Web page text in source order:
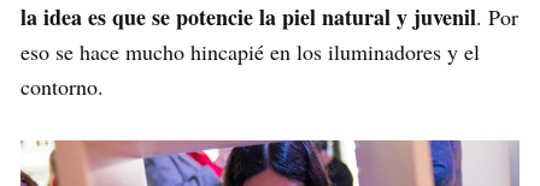
la idea es que se potencie la piel natural y juvenil. Por
eso se hace mucho hincapié en los iluminadores y el
contorno.